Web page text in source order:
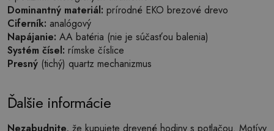
Dominantný materiál: prírodné EKO brezové drevo
Ciferník: analógový
Napájanie: AA batéria (nie je súčasťou balenia)
Systém čísel: rímske číslice
Presný (tichý) quartz mechanizmus
Ďalšie informácie